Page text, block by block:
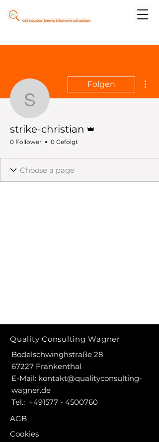
strike-christian
Folgen
strike-christian
0 Follower 0 Gefolgt
Quality Consulting Wagner
Bodelschwinghstraße 28
67227 Frankenthal
E-Mail: kontakt@qualityconsulting-
wagner.de
Tel.: +491577 - 4500760
AGB
Cookies